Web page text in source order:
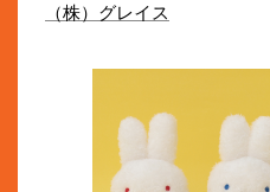
（株）グレイス